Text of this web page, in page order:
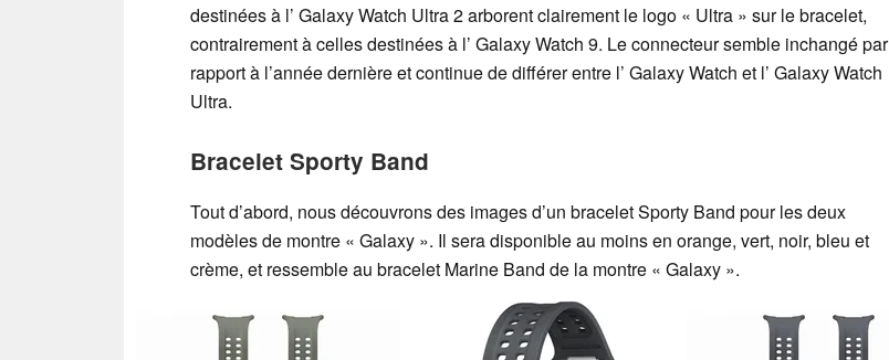
destinées à l’ Galaxy Watch Ultra 2 arborent clairement le logo « Ultra » sur le bracelet,
contrairement à celles destinées à l’ Galaxy Watch 9. Le connecteur semble inchangé par
rapport à l’année dernière et continue de différer entre l’ Galaxy Watch et l’ Galaxy Watch
Ultra.
Bracelet Sporty Band
Tout d’abord, nous découvrons des images d’un bracelet Sporty Band pour les deux
modèles de montre « Galaxy ». Il sera disponible au moins en orange, vert, noir, bleu et
crème, et ressemble au bracelet Marine Band de la montre « Galaxy ».